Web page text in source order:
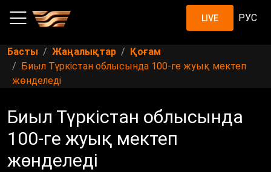
LIVE РУС
Басты Жаңалықтар
Қоғам
Биыл Түркістан облысында 100-ге жуық мектеп
жөнделеді
Биыл Түркістан облысында
100-ге жуық мектеп
жөнделеді